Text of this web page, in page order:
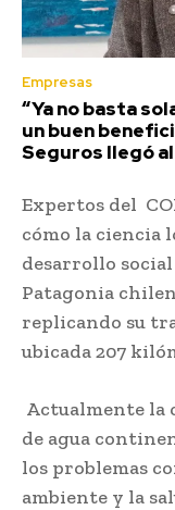
Empresas
“Ya no basta
un buen
Seguros llegó
Expertos del
cómo la ciencia
desarrollo social
Patagonia
replicando su
ubicada 207
Actualmente la
de agua
los problemas
ambiente y la